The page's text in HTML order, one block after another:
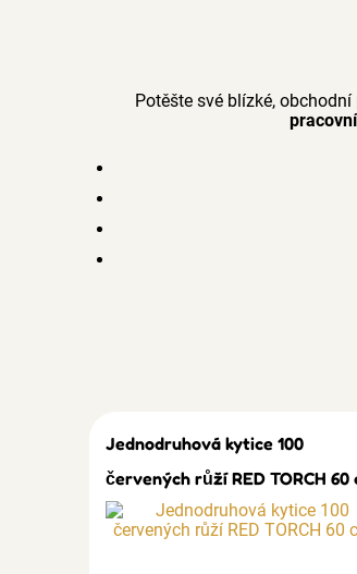
Potěšte své blízké,
Jednodruhová kytice 100
červených růží RED TORCH 60